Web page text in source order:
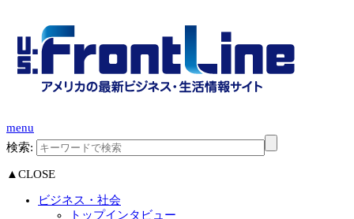
menu
検索:
▲CLOSE
ビジネス・社会
トップインタビュー